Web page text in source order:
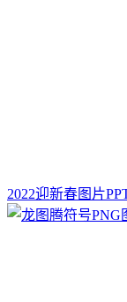
2022迎新春图片